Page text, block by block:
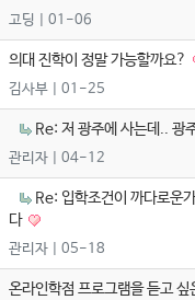
고딩 | 01-06
의대 진학이 정말 가능할까요?
김사부 | 01-25
Re: 저 광주에 사는데.. 광
관리자 | 04-12
Re: 입학조건이 까다로운
다
관리자 | 05-18
온라인학점 프로그램을 듣고 싶